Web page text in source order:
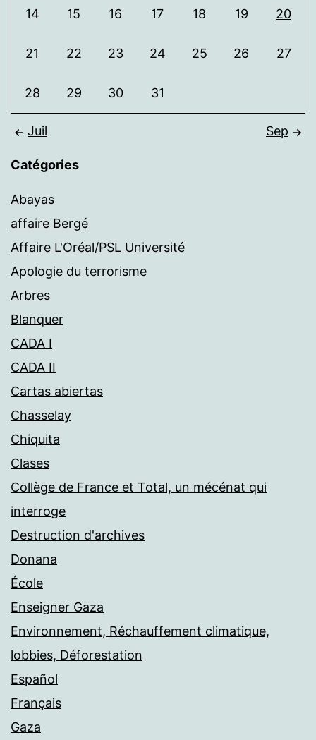
14 15 16 17 18 19 20
21 22 23 24 25 26 27
28 29 30 31
Juil Sep
Catégories
Abayas
affaire Bergé
Affaire L'Oréal/PSL Université
Apologie du terrorisme
Arbres
Blanquer
CADA I
CADA II
Cartas abiertas
Chasselay
Chiquita
Clases
Collège de France et Total, un mécénat qui
interroge
Destruction d'archives
Donana
École
Enseigner Gaza
Environnement, Réchauffement climatique,
lobbies, Déforestation
Español
Français
Gaza